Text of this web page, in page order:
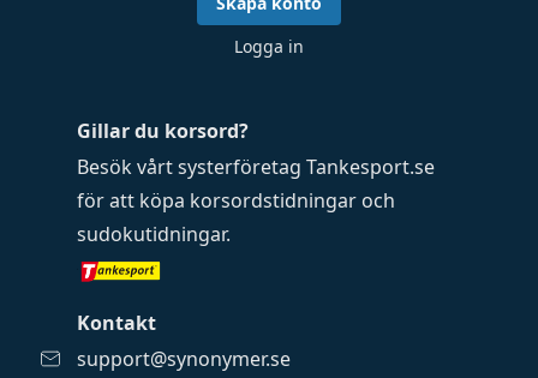
Gillar du korsord?
Besök vårt systerföretag Tankesport.se
för att köpa korsordstidningar och
sudokutidningar.
Kontakt
support@synonymer.se
Logga in